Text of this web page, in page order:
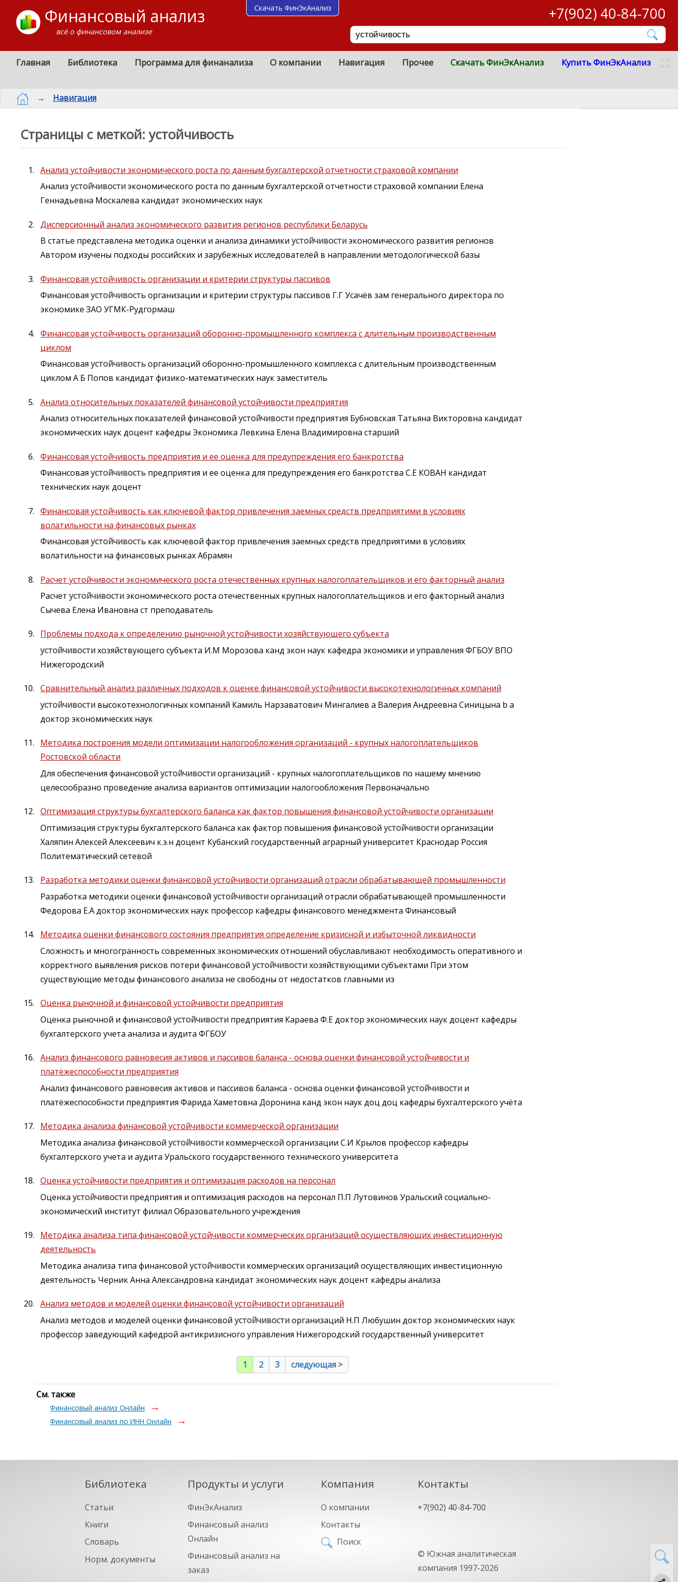
Финансовый анализ
всё о финансовом анализе
+7(902) 40-84-700
Главная Библиотека Программа для финанализа О компании Навигация Прочее Скачать ФинЭкАнализ Купить ФинЭкАнализ
→ Навигация
Страницы с меткой: устойчивость
Анализ устойчивости экономического роста по данным бухгалтерской отчетности страховой компании
Анализ устойчивостиэкономического роста по данным бухгалтерской отчетности страховой компании Елена
Геннадьевна Москалева кандидат экономических наук
Дисперсионный анализ экономического развития регионов республики Беларусь
В статье представлена методика оценки и анализа динамики устойчивостиэкономического развития регионов
Автором изучены подходы российских и зарубежных исследователей в направлении методологической базы
Финансовая устойчивость организации и критерии структуры пассивов
Финансовая устойчивостьорганизации и критерии структуры пассивов Г.Г Усачёв зам генерального директора по
экономике ЗАО УГМК-Рудгормаш
Финансовая устойчивость организаций оборонно-промышленного комплекса с длительным производственным
циклом
Финансовая устойчивостьорганизаций оборонно-промышленного комплекса с длительным производственным
циклом А Б Попов кандидат физико-математических наук заместитель
Анализ относительных показателей финансовой устойчивости предприятия
Анализ относительных показателей финансовой устойчивости предприятия Бубновская Татьяна Викторовна кандидат
экономических наук доцент кафедры Экономика Левкина Елена Владимировна старший
Финансовая устойчивость предприятия и ее оценка для предупреждения его банкротства
Финансовая устойчивость предприятия и ее оценка для предупреждения его банкротства С.Е КОВАН кандидат
технических наук доцент
Финансовая устойчивость как ключевой фактор привлечения заемных средств предприятими в условиях
волатильности на финансовых рынках
Финансовая устойчивость как ключевой фактор привлечения заемных средств предприятими в условиях
волатильности на финансовых рынках Абрамян
Расчет устойчивости экономического роста отечественных крупных налогоплательщиков и его факторный анализ
Расчет устойчивостиэкономического роста отечественных крупных налогоплательщиков и его факторный анализ
Сычева Елена Ивановна ст преподаватель
Проблемы подхода к определению рыночной устойчивости хозяйствующего субъекта
устойчивостихозяйствующего субъекта И.М Морозова канд экон наук кафедра экономики и управления ФГБОУ ВПО
Нижегородский
Сравнительный анализ различных подходов к оценке финансовой устойчивости высокотехнологичных компаний
устойчивости высокотехнологичных компаний Камиль Нарзаватович Мингалиев а Валерия Андреевна Синицына b a
доктор экономических наук
Методика построения модели оптимизации налогообложения организаций - крупных налогоплательщиков
Ростовской области
Для обеспечения финансовой устойчивостиорганизаций - крупных налогоплательщиков по нашему мнению
целесообразно проведение анализа вариантов оптимизации налогообложения Первоначально
Оптимизация структуры бухгалтерского баланса как фактор повышения финансовой устойчивости организации
Оптимизация структуры бухгалтерского баланса как фактор повышения финансовой устойчивостиорганизации
Халяпин Алексей Алексеевич к.э.н доцент Кубанский государственный аграрный университет Краснодар Россия
Политематический сетевой
Разработка методики оценки финансовой устойчивости организаций отрасли обрабатывающей промышленности
Разработка методики оценки финансовой устойчивостиорганизаций отрасли обрабатывающей промышленности
Федорова Е.А доктор экономических наук профессор кафедры финансового менеджмента Финансовый
Методика оценки финансового состояния предприятия определение кризисной и избыточной ликвидности
Сложность и многогранность современных экономических отношений обуславливают необходимость оперативного и
корректного выявления рисков потери финансовой устойчивостихозяйствующими субъектами При этом
существующие методы финансового анализа не свободны от недостатков главными из
Оценка рыночной и финансовой устойчивости предприятия
Оценка рыночной и финансовой устойчивости предприятия Караева Ф.Е доктор экономических наук доцент кафедры
бухгалтерского учета анализа и аудита ФГБОУ
Анализ финансового равновесия активов и пассивов баланса - основа оценки финансовой устойчивости и
платёжеспособности предприятия
Анализ финансового равновесия активов и пассивов баланса - основа оценки финансовой устойчивости и
платёжеспособности предприятия Фарида Хаметовна Доронина канд экон наук доц доц кафедры бухгалтерского учёта
Методика анализа финансовой устойчивости коммерческой организации
Методика анализа финансовой устойчивости коммерческой организации С.И Крылов профессор кафедры
бухгалтерского учета и аудита Уральского государственного технического университета
Оценка устойчивости предприятия и оптимизация расходов на персонал
Оценка устойчивости предприятия и оптимизация расходов на персонал П.П Лутовинов Уральский социально-
экономический институт филиал Образовательного учреждения
Методика анализа типа финансовой устойчивости коммерческих организаций осуществляющих инвестиционную
деятельность
Методика анализа типа финансовой устойчивости коммерческих организаций осуществляющих инвестиционную
деятельность Черник Анна Александровна кандидат экономических наук доцент кафедры анализа
Анализ методов и моделей оценки финансовой устойчивости организаций
Анализ методов и моделей оценки финансовой устойчивостиорганизаций Н.П Любушин доктор экономических наук
профессор заведующий кафедрой антикризисного управления Нижегородский государственный университет
1 2 3 следующая >
См. также
Финансовый анализ Онлайн
Финансовый анализ по ИНН Онлайн
Скачать ФинЭкАнализ
Библиотека
Статьи
Книги
Словарь
Норм. документы
Продукты и услуги
ФинЭкАнализ
Финансовый анализ
Онлайн
Финансовый анализ на
заказ
Компания
О компании
Контакты
Поиск
Контакты
+7(902) 40-84-700
© Южная аналитическая
компания 1997-2026